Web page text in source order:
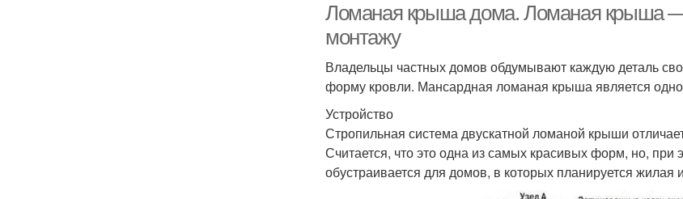
Ломаная крыша дома. Ломаная крыша —
монтажу
Владельцы частных домов обдумывают каждую деталь
форму кровли. Мансардная ломаная крыша является
Устройство
Стропильная система двускатной ломаной крыши
Считается, что это одна из самых красивых форм, но,
обустраивается для домов, в которых планируется